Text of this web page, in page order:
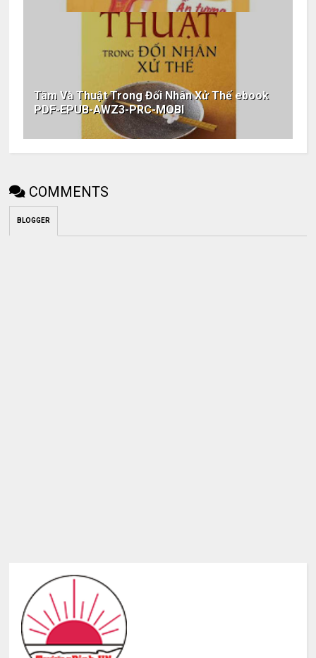
Tâm Và Thuật Trong Đối Nhân Xử Thế ebook
PDF-EPUB-AWZ3-PRC-MOBI
COMMENTS
BLOGGER